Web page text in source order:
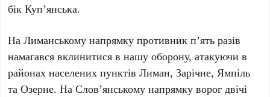
бік Куп’янська.
На Лиманському напрямку противник п’ять разів
намагався вклинитися в нашу оборону, атакуючи в
районах населених пунктів Лиман, Зарічне, Ямпіль
та Озерне.На Слов’янському напрямку ворог двічі